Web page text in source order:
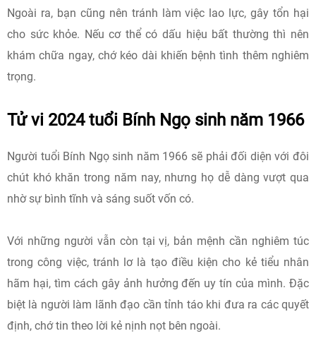
Ngoài ra, bạn cũng nên tránh làm việc lao lực, gây tổn hại
cho sức khỏe. Nếu cơ thể có dấu hiệu bất thường thì nên
khám chữa ngay, chớ kéo dài khiến bệnh tình thêm nghiêm
trọng.
Tử vi 2024 tuổi Bính Ngọ sinh năm 1966
Người tuổi Bính Ngọ sinh năm 1966 sẽ phải đối diện với đôi
chút khó khăn trong năm nay, nhưng họ dễ dàng vượt qua
nhờ sự bình tĩnh và sáng suốt vốn có.
Với những người vẫn còn tại vị, bản mệnh cần nghiêm túc
trong công việc, tránh lơ là tạo điều kiện cho kẻ tiểu nhân
hãm hại, tìm cách gây ảnh hưởng đến uy tín của mình. Đặc
biệt là người làm lãnh đạo cần tỉnh táo khi đưa ra các quyết
định, chớ tin theo lời kẻ nịnh nọt bên ngoài.